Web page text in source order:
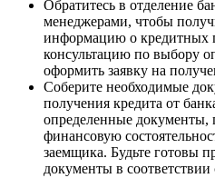
Обратитесь в отделение
менеджерами, чтобы
информацию о кредитных
консультацию по выбору
оформить заявку на
Соберите необходимые
получения кредита от
определенные
финансовую
заемщика. Будьте готовы
документы в